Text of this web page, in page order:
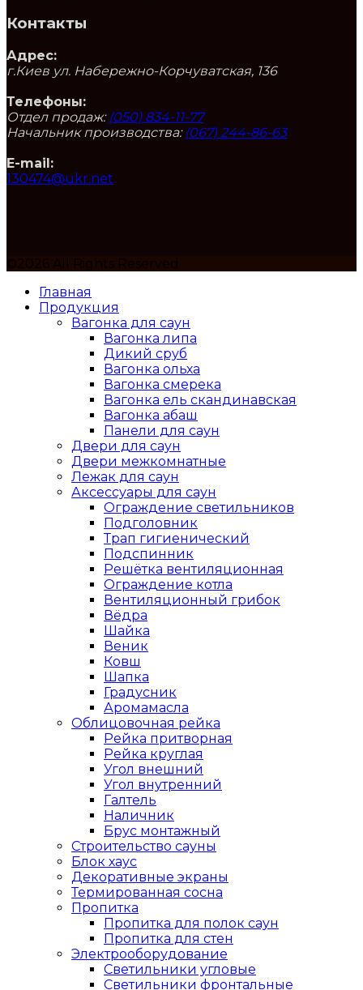
Контакты
Адрес:
г.Киев ул. Набережно-Корчуватская, 136
Телефоны:
Отдел продаж: (050) 834-11-77
Начальник производства: (067) 244-86-63
E-mail:
130474@ukr.net
©2026 All Rights Reserved
Главная
Продукция
Вагонка для саун
Вагонка липа
Дикий сруб
Вагонка ольха
Вагонка смерека
Вагонка ель скандинавская
Вагонка абаш
Панели для саун
Двери для саун
Двери межкомнатные
Лежак для саун
Аксессуары для саун
Ограждение светильников
Подголовник
Трап гигиенический
Подспинник
Решётка вентиляционная
Ограждение котла
Вентиляционный грибок
Вёдра
Шайка
Веник
Ковш
Шапка
Градусник
Аромамасла
Облицовочная рейка
Рейка притворная
Рейка круглая
Угол внешний
Угол внутренний
Галтель
Наличник
Брус монтажный
Строительство сауны
Блок хаус
Декоративные экраны
Термированная сосна
Пропитка
Пропитка для полок саун
Пропитка для стен
Электрооборудование
Светильники угловые
Светильники фронтальные